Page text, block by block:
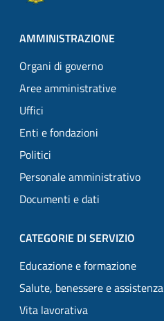
AMMINISTRAZIONE
Organi di governo
Aree amministrative
Uffici
Enti e fondazioni
Politici
Personale amministrativo
Documenti e dati
CATEGORIE DI SERVIZIO
Educazione e formazione
Salute, benessere e assistenza
Vita lavorativa